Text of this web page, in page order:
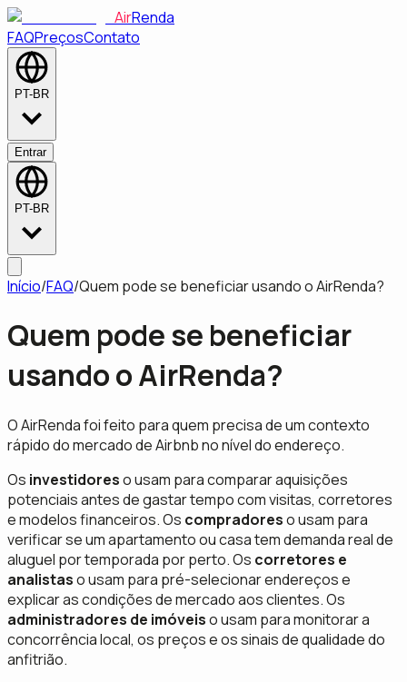
AirRenda
FAQPreçosContato
PT-BR
Entrar
PT-BR
Início/FAQ/Quem pode se beneficiar usando o AirRenda?
Quem pode se beneficiar
usando o AirRenda?
O AirRenda foi feito para quem precisa de um contexto
rápido do mercado de Airbnb no nível do endereço.
Os investidoreso usam para comparar aquisições
potenciais antes de gastar tempo com visitas, corretores
e modelos financeiros. Os compradoreso usam para
verificar se um apartamento ou casa tem demanda real de
aluguel por temporada por perto. Os corretores e
analistaso usam para pré-selecionar endereços e
explicar as condições de mercado aos clientes. Os
administradores de imóveiso usam para monitorar a
concorrência local, os preços e os sinais de qualidade do
anfitrião.